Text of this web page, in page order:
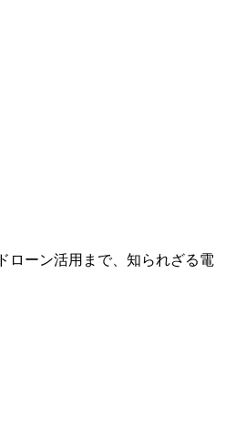
ローン活用まで、知られざる電